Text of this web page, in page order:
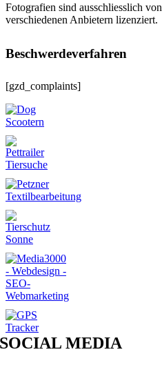
Fotografien sind ausschliesslich von
verschiedenen Anbietern lizenziert.
Beschwerdeverfahren
[gzd_complaints]
SOCIAL MEDIA